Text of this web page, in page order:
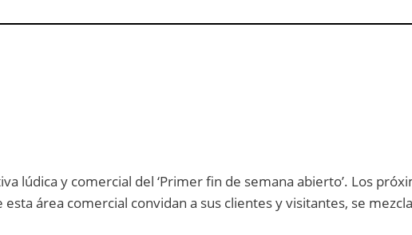
lúdica y comercial del ‘Primer fin de semana abierto’. Los
área comercial convidan a sus clientes y visitantes, se